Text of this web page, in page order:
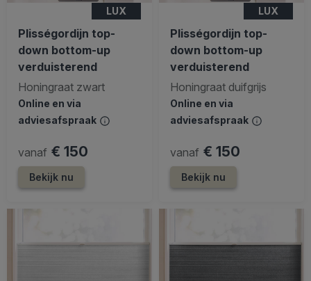
LUX
Plisségordijn top-
down bottom-up
verduisterend
Honingraat zwart
Online en via
adviesafspraak
vanaf € 150
Bekijk nu
LUX
Plisségordijn top-
down bottom-up
verduisterend
Honingraat duifgrijs
Online en via
adviesafspraak
vanaf € 150
Bekijk nu